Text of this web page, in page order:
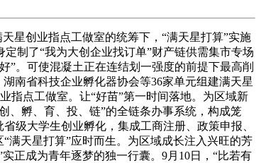
星创业指点工做室的统筹下，“满天星打算”实施
制了“我为大创企业找订单”财产链供需集市专场
”。可使混凝土正在连结划一强度的前提下最高削
南省科技企业孵化器协会等36家单元组建满天星
指点工做室。让“好苗”第一时间落地。为区域新
、孵、育、投、链”的全链条办事系统，构成笼
级大学生创业孵化，集成工商注册、政策申报、
满天星打算”应时而生。为区域成长注入兴旺的芳
正成为青年逐梦的独一行囊。9月10日，“比若有